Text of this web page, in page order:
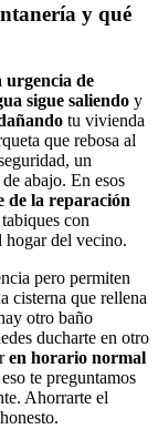
y qué
urgencia de
sigue saliendo y
tu vivienda
que rebosa al
un
abajo. En esos
de la reparación
con
hogar del vecino.
pero permiten
cisterna que rellena
otro baño
ducharte en otro
en horario normal
te preguntamos
Ahorrarte el